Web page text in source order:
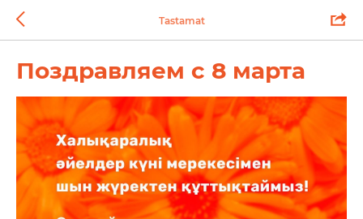
Tastamat
Поздравляем с 8 марта